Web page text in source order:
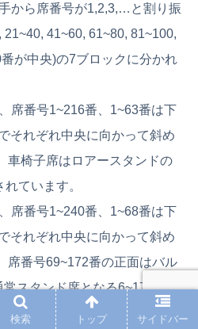
から席番号が1,2,3,…と割り振
41~60, 61~80, 81~100,
が中央)の7ブロックに分かれ
席番号1~216番、1~63番は下
それぞれ中央に向かって斜め
車椅子席はロアースタンドの
ています。
席番号1~240番、1~68番は下
それぞれ中央に向かって斜め
席番号69~172番の正面はバル
スタンド席となる6~17列のみ
。
検索 トップ サイドバー